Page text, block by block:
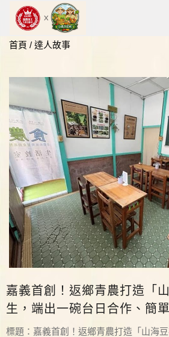
首頁 / 達人故事
嘉義首創！返鄉青農打造「
生，端出一碗台日合作、簡
標題：嘉義首創！返鄉青農打造「山海